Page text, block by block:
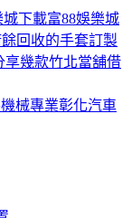
下載富88娛樂城
回收的手套訂製
幾款竹北當舖借
械專業彰化汽車